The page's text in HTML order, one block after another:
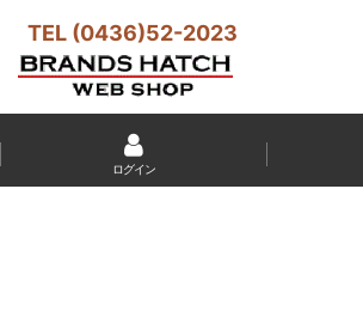
TEL (0436)52-2023
ログイン